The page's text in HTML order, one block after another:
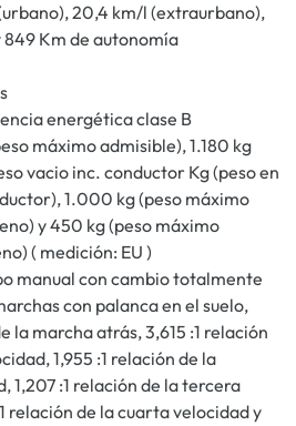
20,4 km/l (extraurbano),
849 Km de autonomía
energética clase B
máximo admisible), 1.180 kg
vacio inc. conductor Kg (peso en
1.000 kg (peso máximo
y 450 kg (peso máximo
( medición: EU )
manual con cambio totalmente
con palanca en el suelo,
la marcha atrás, 3,615 :1 relación
1,955 :1 relación de la
1,207 :1 relación de la tercera
relación de la cuarta velocidad y